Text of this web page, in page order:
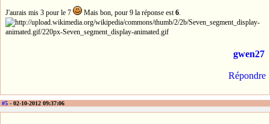
J'aurais mis 3 pour le 7 Mais bon, pour 9 la réponse est6.
gwen27
Répondre
#5 - 02-10-2012 09:37:06